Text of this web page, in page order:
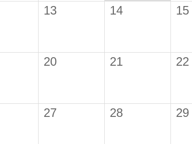
13 14 15
20 21 22
27 28 29